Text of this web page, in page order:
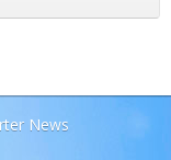
News